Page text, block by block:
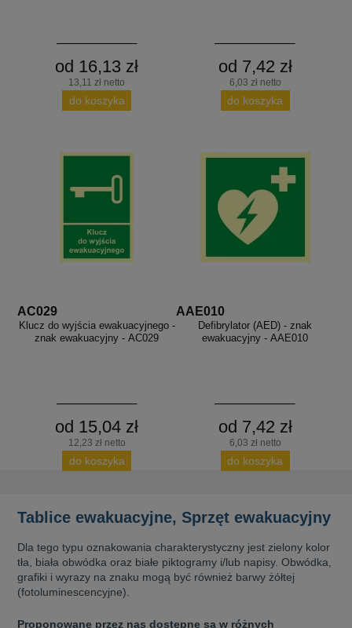
od 16,13 zł
13,11 zł netto
do koszyka
od 7,42 zł
6,03 zł netto
do koszyka
AC029
Klucz do wyjścia ewakuacyjnego -
znak ewakuacyjny - AC029
od 15,04 zł
12,23 zł netto
do koszyka
AAE010
Defibrylator (AED) - znak
ewakuacyjny - AAE010
od 7,42 zł
6,03 zł netto
do koszyka
Tablice ewakuacyjne, Sprzęt ewakuacyjny
Dla tego typu oznakowania charakterystyczny jest zielony kolor
tła, biała obwódka oraz białe piktogramy i/lub napisy. Obwódka,
grafiki i wyrazy na znaku mogą być również barwy żółtej
(fotoluminescencyjne).
Proponowane przez nas dostępne są w różnych